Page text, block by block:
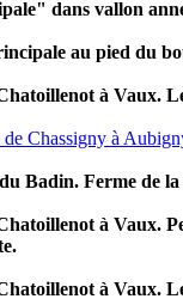
dans vallon
au pied du
à Vaux.
Chassigny à
Badin. Ferme de
à Vaux.
à Vaux.